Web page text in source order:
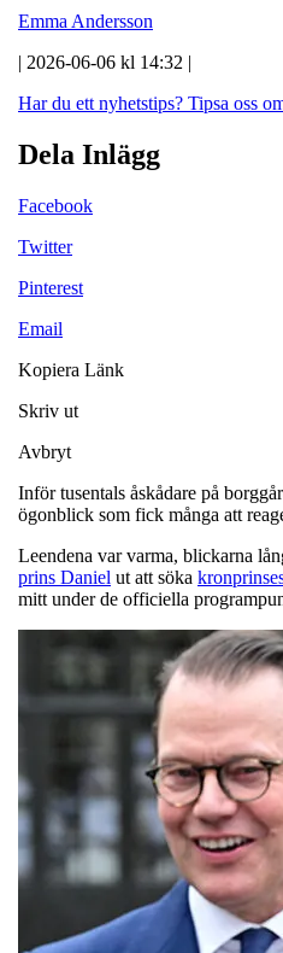
Emma Andersson
| 2026-06-06 kl 14:32 |
Har du ett nyhetstips? Tipsa oss
Dela Inlägg
Facebook
Twitter
Pinterest
Email
Kopiera Länk
Skriv ut
Avbryt
Inför tusentals åskådare på
ögonblick som fick många att
Leendena var varma, blickarna
prins Daniel ut att söka
mitt under de officiella